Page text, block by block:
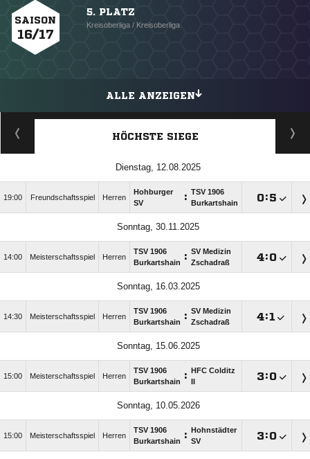
SAISON
16/17
5. PLATZ
Kreisoberliga / Kreisoberliga
ALLE ANZEIGEN
HÖCHSTE SIEGE
Dienstag, 12.08.2025
19:00 Freundschaftsspiel Herren
Hohburger
SV
: TSV 1906
Burkartshain
:
Sonntag, 30.11.2025
14:00 Meisterschaftsspiel Herren
TSV 1906
Burkartshain : SV Medizin
Zschadraß
:
Sonntag, 16.03.2025
14:30 Meisterschaftsspiel Herren
TSV 1906
Burkartshain : SV Medizin
Zschadraß
:
Sonntag, 15.06.2025
15:00 Meisterschaftsspiel Herren
TSV 1906
Burkartshain :
HFC Colditz
:
Sonntag, 10.05.2026
15:00 Meisterschaftsspiel Herren
TSV 1906
Burkartshain :
Hohnstädter
SV
: